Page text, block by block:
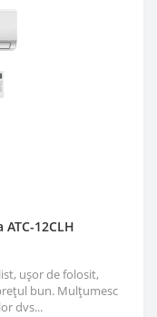
12CLH
ușor de folosit,
bun. Mulțumesc
dvs...